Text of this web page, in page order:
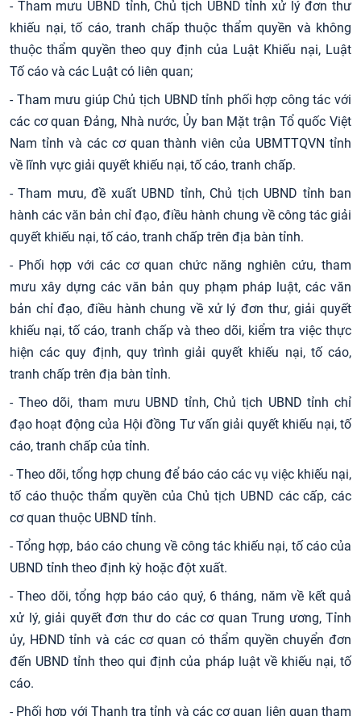
- Tham mưu UBND tỉnh, Chủ tịch UBND tỉnh xử lý đơn thư
khiếu nại, tố cáo, tranh chấp thuộc thẩm quyền và không
thuộc thẩm quyền theo quy định của Luật Khiếu nại, Luật
Tố cáo và các Luật có liên quan;
- Tham mưu giúp Chủ tịch UBND tỉnh phối hợp công tác với
các cơ quan Đảng, Nhà nước, Ủy ban Mặt trận Tổ quốc Việt
Nam tỉnh và các cơ quan thành viên của UBMTTQVN tỉnh
về lĩnh vực giải quyết khiếu nại, tố cáo, tranh chấp.
- Tham mưu, đề xuất UBND tỉnh, Chủ tịch UBND tỉnh ban
hành các văn bản chỉ đạo, điều hành chung về công tác giải
quyết khiếu nại, tố cáo, tranh chấp trên địa bàn tỉnh.
- Phối hợp với các cơ quan chức năng nghiên cứu, tham
mưu xây dựng các văn bản quy phạm pháp luật, các văn
bản chỉ đạo, điều hành chung về xử lý đơn thư, giải quyết
khiếu nại, tố cáo, tranh chấp và theo dõi, kiểm tra việc thực
hiện các quy định, quy trình giải quyết khiếu nại, tố cáo,
tranh chấp trên địa bàn tỉnh.
- Theo dõi, tham mưu UBND tỉnh, Chủ tịch UBND tỉnh chỉ
đạo hoạt động của Hội đồng Tư vấn giải quyết khiếu nại, tố
cáo, tranh chấp của tỉnh.
- Theo dõi, tổng hợp chung để báo cáo các vụ việc khiếu nại,
tố cáo thuộc thẩm quyền của Chủ tịch UBND các cấp, các
cơ quan thuộc UBND tỉnh.
- Tổng hợp, báo cáo chung về công tác khiếu nại, tố cáo của
UBND tỉnh theo định kỳ hoặc đột xuất.
- Theo dõi, tổng hợp báo cáo quý, 6 tháng, năm về kết quả
xử lý, giải quyết đơn thư do các cơ quan Trung ương, Tỉnh
ủy, HĐND tỉnh và các cơ quan có thẩm quyền chuyển đơn
đến UBND tỉnh theo qui định của pháp luật về khiếu nại, tố
cáo.
- Phối hợp với Thanh tra tỉnh và các cơ quan liên quan tham